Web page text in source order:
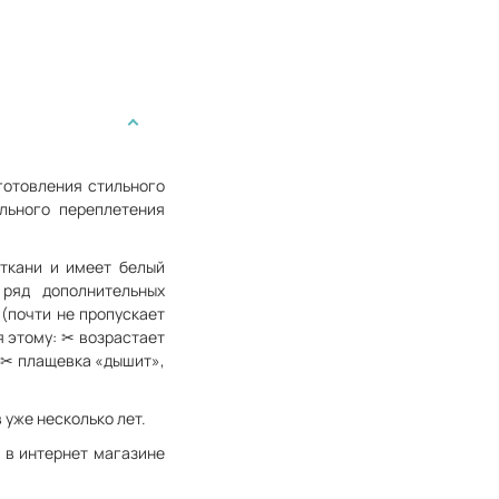
стильного
переплетения
и имеет белый
дополнительных
не пропускает
этому: ✂ возрастает
✂ плащевка «дышит»,
несколько лет.
интернет магазине